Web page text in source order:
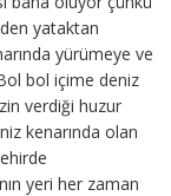
yataktan
yürümeye ve
bol içime deniz
verdiği huzur
kenarında olan
yeri her zaman